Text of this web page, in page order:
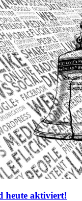
heute aktiviert!